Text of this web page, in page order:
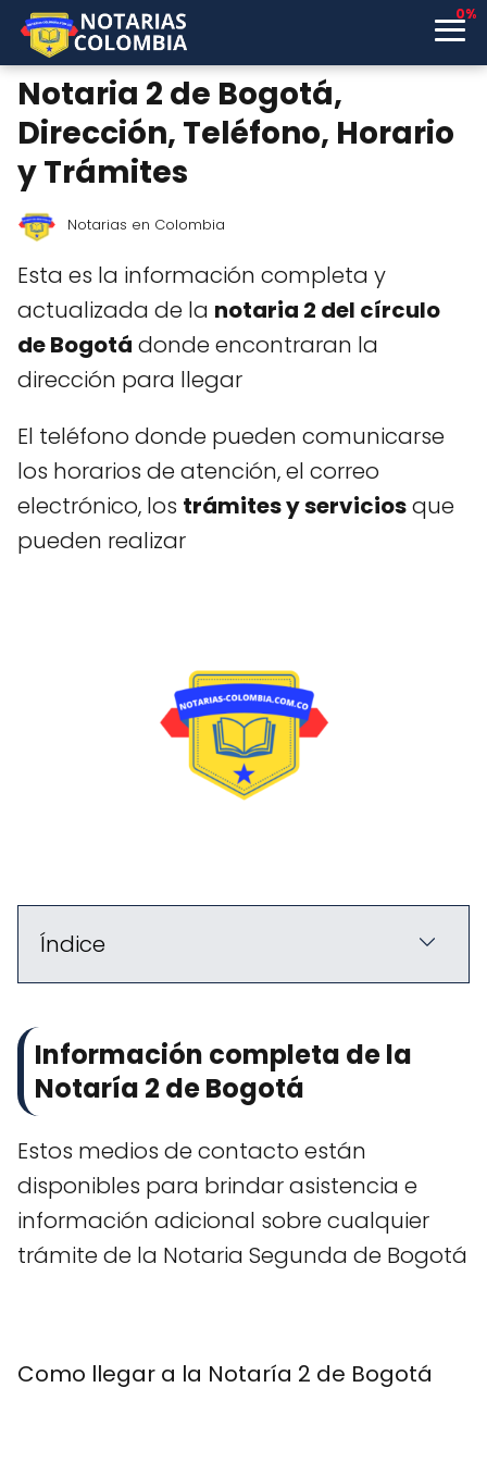
0%
Notaria 2 de Bogotá,
Dirección, Teléfono, Horario
y Trámites
Notarias en Colombia
Esta es la información completa y
actualizada de la notaria 2 del círculo
de Bogotá donde encontraran la
dirección para llegar
El teléfono donde pueden comunicarse
los horarios de atención, el correo
electrónico, los trámites y serviciosque
pueden realizar
Índice
Información completa de la
Notaría 2 de Bogotá
Estos medios de contacto están
disponibles para brindar asistencia e
información adicional sobre cualquier
trámite de la Notaria Segunda de Bogotá
Como llegar a la Notaría 2 de Bogotá